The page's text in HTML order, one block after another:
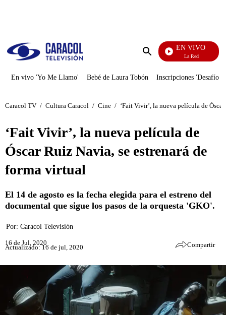
Enviar
EN VIVO
La Red
En vivo 'Yo Me Llamo' Bebé de Laura Tobón Inscripciones 'Desafío'
Caracol TV / Cultura Caracol / Cine / ‘Fait Vivir’, la nueva película de
‘Fait Vivir’, la nueva película de
Óscar Ruiz Navia, se estrenará de
forma virtual
El 14 de agosto es la fecha elegida para el estreno del
documental que sigue los pasos de la orquesta 'GKO'.
Por: Caracol Televisión
16 de Jul, 2020
Actualizado: 16 de jul, 2020 Compartir